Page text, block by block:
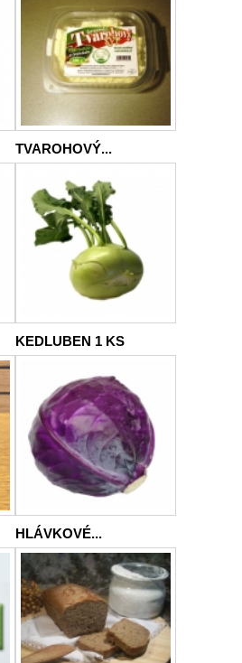
TVAROHOVÝ...
KEDLUBEN 1 KS
HLÁVKOVÉ...